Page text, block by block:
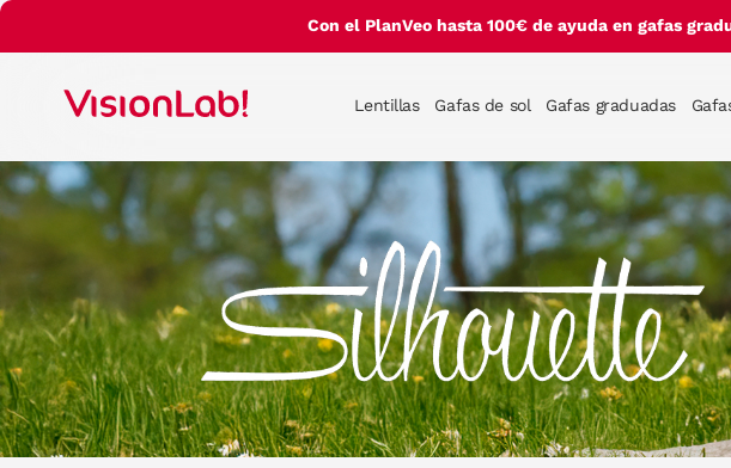
Con el PlanVeo hasta 100€ de ayuda en gafas
Lentillas Gafas de sol Gafas graduadas